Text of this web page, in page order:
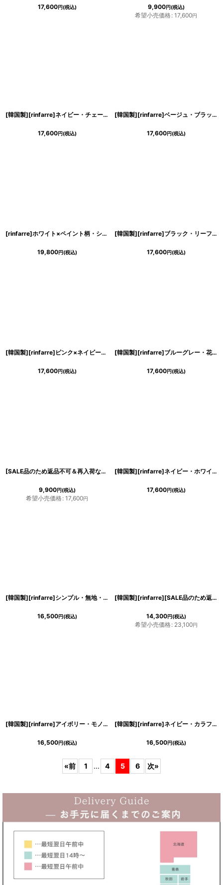
17,600円(税込) 9,900円(税込)
希望小売価格: 17,600円
[韓国製][rinfarre]ネイビー・チェーン柄・スカーフプリント・七分袖・マキシ・ロングドレス・ラップワンピース[山崎みどり着用][送料無料]
17,600円(税込)
[韓国製][rinfarre]ベージュ・ブラック・リーフ・ボタニカル・プリント・Vネック・カシュクール・七分袖・マキシ・ロングドレス ・ラップ・ワンピース[山崎みどり着用][送料無料]my
17,600円(税込)
[rinfarre]ホワイト×ペイント柄・シャツワンピース・ウエストマーク・長袖・マキシドレス・ロング・ワンピース[MIRIN着用][送料無料]
19,800円(税込)
[韓国製][rinfarre]ブラック・リーフ柄・Vネック・カシュクール風・フリルスリーブ・半袖・マキシ・ラップ・ロングドレス・ワンピース[黒木麗奈着用][送料無料]
17,600円(税込)
[韓国製][rinfarre]ピンク×ネイビー・ウェーブ柄・Vネック・カシュクール風・フリルスリーブ・半袖・マキシ・ロングドレス・ワンピース[黒木麗奈着用][送料無料]
17,600円(税込)
[韓国製][rinfarre]ブルーグレー・花柄・Vネック・カシュクール・シースルー・フリルスリーブ・半袖・マキシ・ラップ・ロングドレス ワンピース[黒木麗奈着用][送料無料]
17,600円(税込)
[SALE品のため返品不可＆再入荷なしの現品限り][韓国製][rinfarre]ブラック・フリル・半袖・チェリー・さくらんぼ・プリント・Vネック・カシュクール・マキシ・ロングドレス・ラップ・ワンピース[MIRIN着用][送料無料]
9,900円(税込)
希望小売価格: 17,600円
[韓国製][rinfarre]ネイビー・ホワイト花柄・プリント・Vネック・カシュクール・七分袖・マキシ・ロングドレス・ラップワンピース[山崎みどり着用][送料無料]my
17,600円(税込)
[韓国製][rinfarre]シンプル・無地・Vネック・カシュクール・フリルスリーブ・半袖・マキシ・ミディアムドレス・ワンピース[MIRIN着用]
16,500円(税込)
[韓国製][rinfarre][SALE品のため返品不可＆再入荷なしの現品限り]シンプル・サテン生地・胸元カット・背中開き・ストレッチ・ハイネック・ノースリーブ・ロングドレス[MIRIN・れお着用]
14,300円(税込)
希望小売価格: 23,100円
[韓国製][rinfarre]アイボリー・モノトーン・花柄プリント・Vネック・カシュクール・長袖・マキシ・ロングドレス・ラップワンピース[山崎みどり着用][送料無料]my
16,500円(税込)
[韓国製][rinfarre]ネイビー・カラフル・ジオメトリック・Vネック・カシュクール・長袖・マキシ・ロングドレス・ラップワンピース[MIRIN着用][送料無料]
16,500円(税込)
«前 1 ... 4 5 6 次»